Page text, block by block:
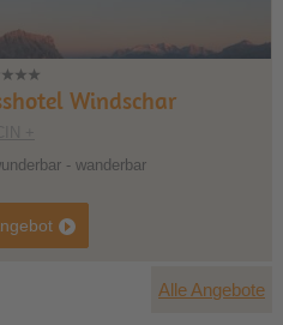
Windschar
- wanderbar
Alle Angebote